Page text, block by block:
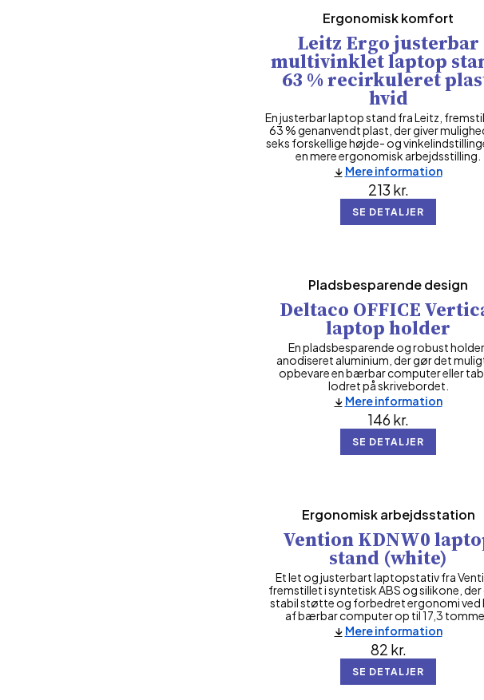
Ergonomisk komfort
Leitz Ergo justerbar
multivinklet laptop
63 % recirkuleret
hvid
En justerbar laptop stand fra Leitz,
63 % genanvendt plast, der giver
seks forskellige højde- og
en mere ergonomisk arbejdsstilling.
213 kr.
SE DETALJER
Mere information
Pladsbesparende design
Deltaco OFFICE
laptop holder
En pladsbesparende og robust
anodiseret aluminium, der gør det
opbevare en bærbar computer eller
lodret på skrivebordet.
146 kr.
SE DETALJER
Mere information
Ergonomisk arbejdsstation
Vention KDNW0
stand (white)
Et let og justerbart laptopstativ fra
fremstillet i syntetisk ABS og silikone, der
stabil støtte og forbedret ergonomi ved
af bærbar computer op til 17,3
82 kr.
SE DETALJER
Mere information